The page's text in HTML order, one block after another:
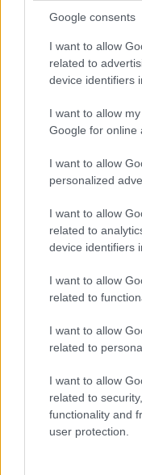
Google consents
I want to allow
related to
device identifiers
I want to allow
Google for online
I want to allow
personalized
I want to allow
related to
device identifiers
I want to allow
related to
I want to allow
related to
I want to allow
related to
functionality and
user protection.
Παιδί της
Σήμερα
προσωπικότητες
Bill Gates
John Lennon
Paul McCartney
Steven Spielberg
Neil Armstrong